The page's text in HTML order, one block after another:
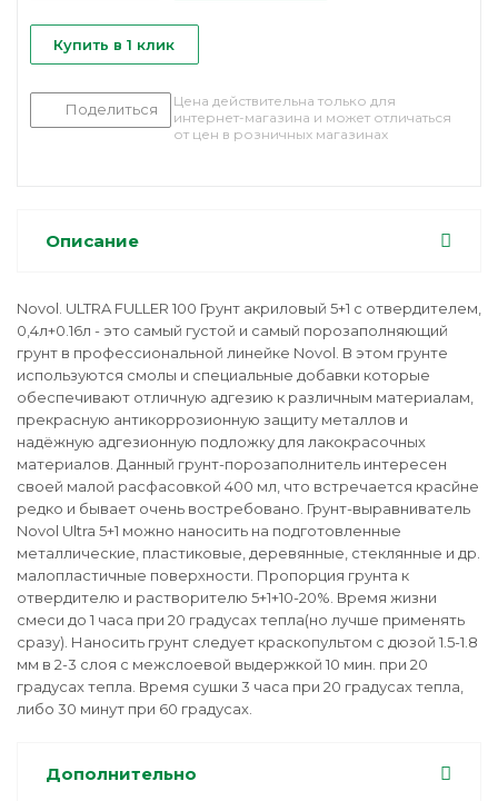
Купить в 1 клик
Поделиться
Цена действительна только для
интернет-магазина и может отличаться
от цен в розничных магазинах
Описание
Novol. ULTRA FULLER 100 Грунт акриловый 5+1 с отвердителем,
0,4л+0.16л - это самый густой и самый порозаполняющий
грунт в профессиональной линейке Novol. В этом грунте
используются смолы и специальные добавки которые
обеспечивают отличную адгезию к различным материалам,
прекрасную антикоррозионную защиту металлов и
надёжную адгезионную подложку для лакокрасочных
материалов. Данный грунт-порозаполнитель интересен
своей малой расфасовкой 400 мл, что встречается красйне
редко и бывает очень востребовано. Грунт-выравниватель
Novol Ultra 5+1 можно наносить на подготовленные
металлические, пластиковые, деревянные, стеклянные и др.
малопластичные поверхности. Пропорция грунта к
отвердителю и растворителю 5+1+10-20%. Время жизни
смеси до 1 часа при 20 градусах тепла(но лучше применять
сразу). Наносить грунт следует краскопультом c дюзой 1.5-1.8
мм в 2-3 слоя с межслоевой выдержкой 10 мин. при 20
градусах тепла. Время сушки 3 часа при 20 градусах тепла,
либо 30 минут при 60 градусах.
Дополнительно